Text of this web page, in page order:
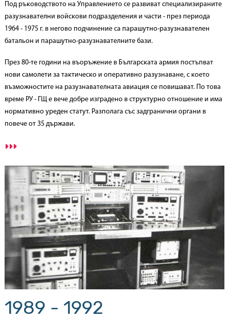
Под ръководството на Управлението се развиват специализираните
разузнавателни войскови подразделения и части - през периода
1964 - 1975 г. в негово подчинение са парашутно-разузнавателен
батальон и парашутно-разузнавателните бази.
През 80-те години на въоръжение в Българската армия постъпват
нови самолети за тактическо и оперативно разузнаване, с което
възможностите на разузнавателната авиация се повишават. По това
време РУ - ГЩ е вече добре изградено в структурно отношение и има
нормативно уреден статут. Разполага със задгранични органи в
повече от 35 държави.
1989 - 1992